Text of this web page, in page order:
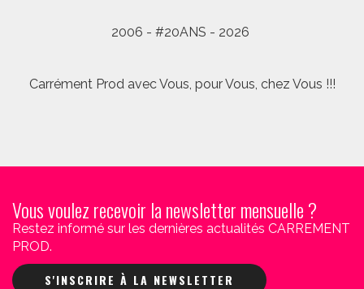
2006 - #20ANS - 2026
Carrément Prod avec Vous, pour Vous, chez Vous !!!
Vous voulez recevoir la newsletter mensuelle ?
Restez informé sur les dernières actualités CARREMENT
PROD.
S'INSCRIRE À LA NEWSLETTER